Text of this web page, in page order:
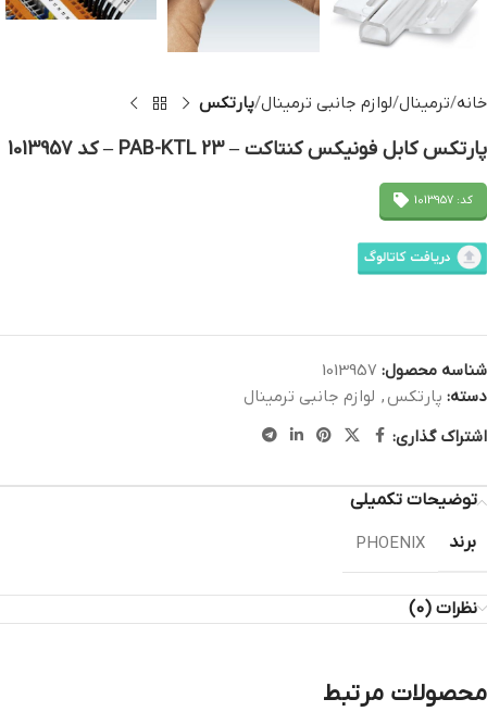
خانه ترمینال لوازم جانبی ترمینال پارتکس
پارتکس کابل فونیکس کنتاکت – PAB-KTL 23 – کد 1013957
کد: 1013957
شناسه محصول: 1013957
دسته: پارتکس , لوازم جانبی ترمینال
اشتراک گذاری:
توضیحات تکمیلی
برند
PHOENIX
نظرات (0)
محصولات مرتبط